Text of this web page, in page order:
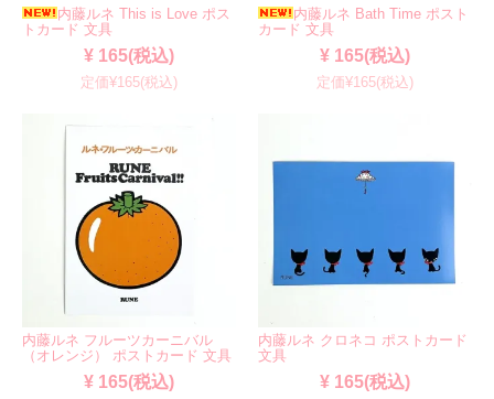
内藤ルネ This is Love ポス
トカード 文具
¥ 165(税込)
定価¥165(税込)
内藤ルネ Bath Time ポスト
カード 文具
¥ 165(税込)
定価¥165(税込)
内藤ルネ フルーツカーニバル
（オレンジ） ポストカード 文具
¥ 165(税込)
内藤ルネ クロネコ ポストカード
文具
¥ 165(税込)